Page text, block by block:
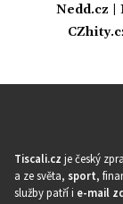
Nedd.cz
Tiscali.cz je český
a ze světa, sport,
služby patří i e-mail